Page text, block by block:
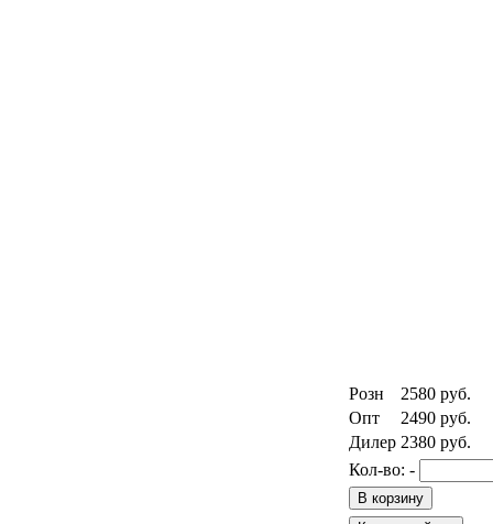
Розн 2580 руб.
Опт
2490 руб.
Дилер 2380 руб.
Кол-во: -